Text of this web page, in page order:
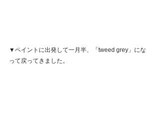
▼ペイントに出発して一月半、「tweed grey」にな
って戻ってきました。